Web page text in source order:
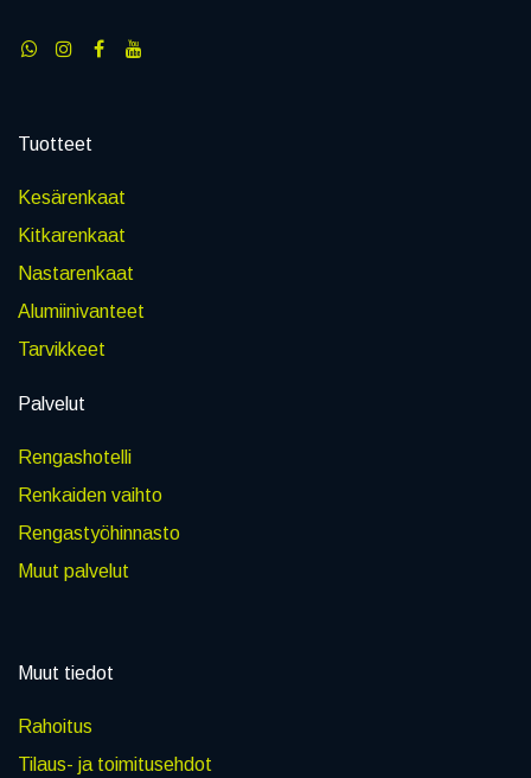
Tuotteet
Kesärenkaat
Kitkarenkaat
Nastarenkaat
Alumiinivanteet
Tarvikkeet
Palvelut
Rengashotelli
Renkaiden vaihto
Rengastyöhinnasto
Muut palvelut
Muut tiedot
Rahoitus
Tilaus- ja toimitusehdot